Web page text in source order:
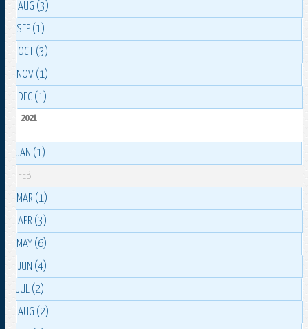
AUG (3)
SEP (1)
OCT (3)
NOV (1)
DEC (1)
2021
JAN (1)
FEB
MAR (1)
APR (3)
MAY (6)
JUN (4)
JUL (2)
AUG (2)